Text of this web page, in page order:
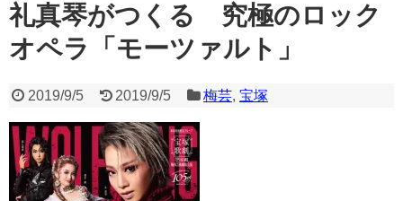
礼真琴がつくる 究極のロック
オペラ「モーツァルト」
2019/9/5 2019/9/5 梅芸,宝塚